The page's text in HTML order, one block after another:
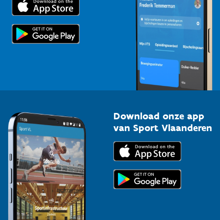
Topsporters
Voor de pers
Download onze app
van Sport Vlaanderen